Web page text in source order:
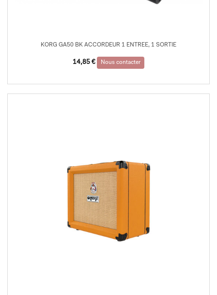
KORG GA50 BK ACCORDEUR 1 ENTREE, 1 SORTIE
14,85 € Nous contacter